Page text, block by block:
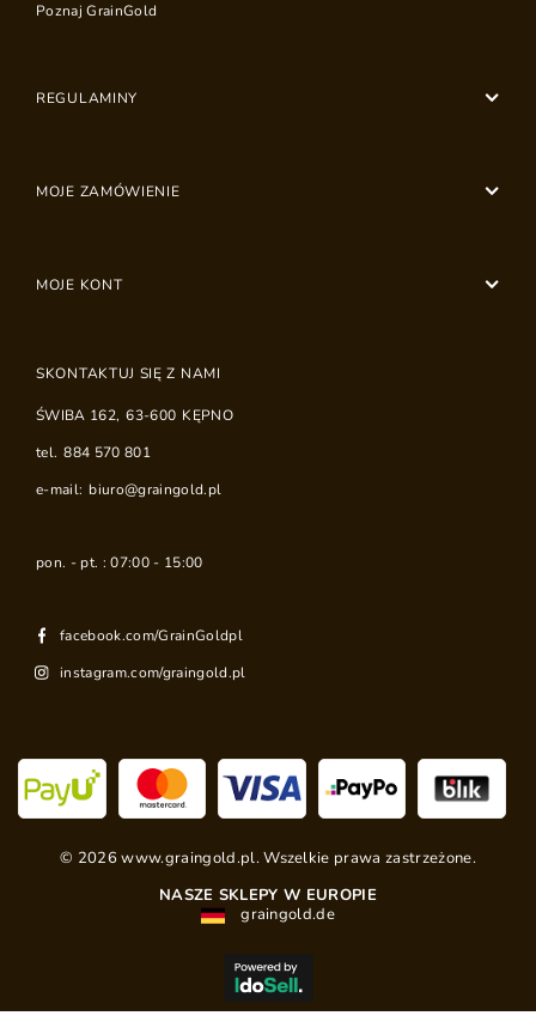
Poznaj GrainGold
REGULAMINY
MOJE ZAMÓWIENIE
MOJE KONT
SKONTAKTUJ SIĘ Z NAMI
ŚWIBA 162, 63-600 KĘPNO
tel. 884 570 801
e-mail: biuro@graingold.pl
pon. - pt. : 07:00 - 15:00
facebook.com/GrainGoldpl
instagram.com/graingold.pl
© 2026 www.graingold.pl. Wszelkie prawa zastrzeżone.
NASZE SKLEPY W EUROPIE
graingold.de